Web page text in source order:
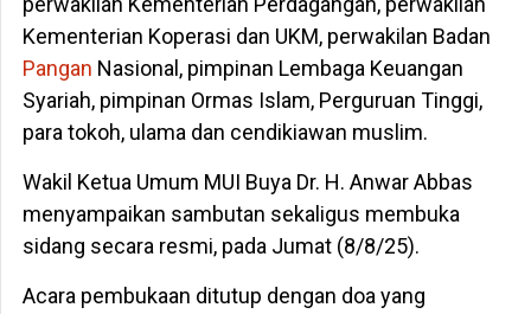
Kementerian Koperasi dan UKM, perwakilan Badan
Pangan Nasional, pimpinan Lembaga Keuangan
Syariah, pimpinan Ormas Islam, Perguruan Tinggi,
para tokoh, ulama dan cendikiawan muslim.
Wakil Ketua Umum MUI Buya Dr. H. Anwar Abbas
menyampaikan sambutan sekaligus membuka
sidang secara resmi, pada Jumat (8/8/25).
Acara pembukaan ditutup dengan doa yang